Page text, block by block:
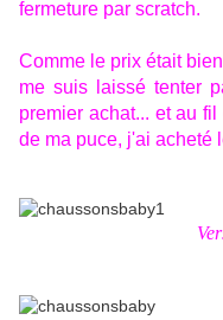
fermeture par scratch.
Comme le prix était
me suis laissé tenter
premier achat... et au
de ma puce, j'ai acheté